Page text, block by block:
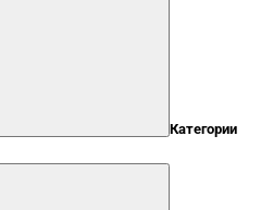
Категории